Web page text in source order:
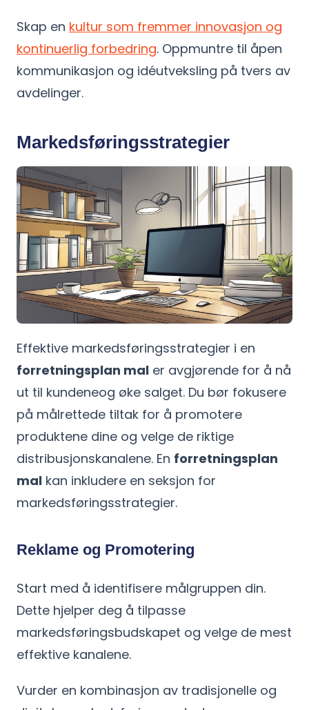
Skap en kultur som fremmer innovasjon og
kontinuerlig forbedring. Oppmuntre til åpen
kommunikasjon og idéutveksling på tvers av
avdelinger.
Markedsføringsstrategier
Effektive markedsføringsstrategier i en
forretningsplan mal er avgjørende for å nå
ut til kundeneog øke salget. Du bør fokusere
på målrettede tiltak for å promotere
produktene dine og velge de riktige
distribusjonskanalene. En forretningsplan
mal kan inkludere en seksjon for
markedsføringsstrategier.
Reklame og Promotering
Start med å identifisere målgruppen din.
Dette hjelper deg å tilpasse
markedsføringsbudskapet og velge de mest
effektive kanalene.
Vurder en kombinasjon av tradisjonelle og